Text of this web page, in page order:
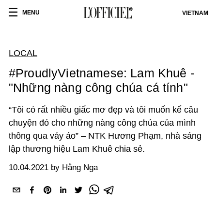
MENU VIETNAM
LOCAL
#ProudlyVietnamese: Lam Khuê -
"Những nàng công chúa cá tính"
“Tôi có rất nhiều giấc mơ đẹp và tôi muốn kể câu
chuyện đó cho những nàng công chúa của mình
thông qua váy áo” – NTK Hương Phạm, nhà sáng
lập thương hiệu Lam Khuê chia sẻ.
10.04.2021 by Hằng Nga